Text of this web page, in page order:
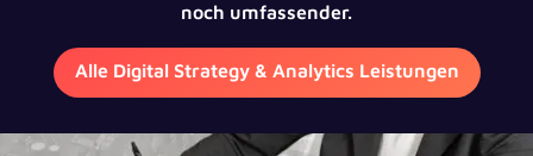
noch umfassender.
Alle Digital Strategy & Analytics Leistungen